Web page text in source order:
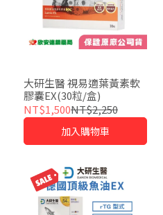
大研生醫 視易適葉黃素軟
膠囊EX(30粒/盒)
NT$1,500NT$2,250
加入購物車